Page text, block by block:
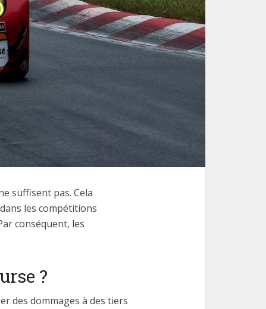
suffisent pas. Cela
les compétitions
conséquent, les
?
des dommages à des tiers